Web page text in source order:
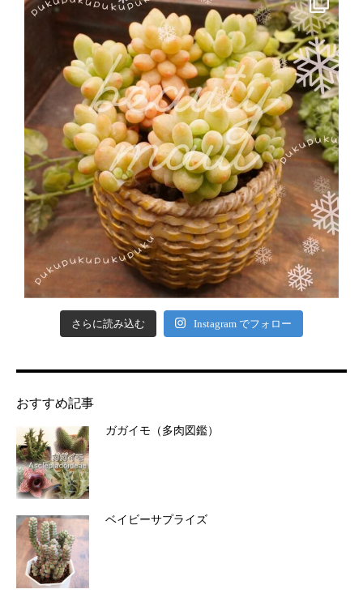
さらに読み込む Instagram でフォロー
おすすめ記事
ガガイモ（多肉図鑑）
ベイビーサプライズ